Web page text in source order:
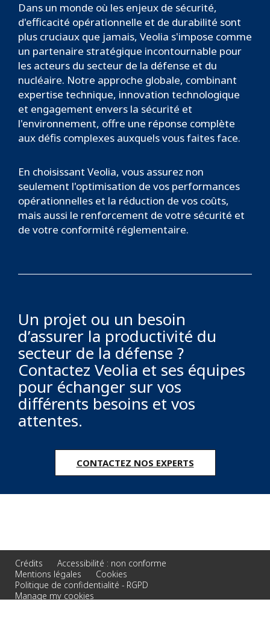
Dans un monde où les enjeux de sécurité,
d'efficacité opérationnelle et de durabilité sont
plus cruciaux que jamais, Veolia s'impose comme
un partenaire stratégique incontournable pour
les acteurs du secteur de la défense et du
nucléaire. Notre approche globale, combinant
expertise technique, innovation technologique
et engagement envers la sécurité et
l'environnement, offre une réponse complète
aux défis complexes auxquels vous faites face.
En choisissant Veolia, vous assurez non
seulement l'optimisation de vos performances
opérationnelles et la réduction de vos coûts,
mais aussi le renforcement de votre sécurité et
de votre conformité réglementaire.
Un projet ou un besoin
d’assurer la productivité du
secteur de la défense ?
Contactez Veolia et ses équipes
pour échanger sur vos
différents besoins et vos
attentes.
CONTACTEZ NOS EXPERTS
Crédits
Accessibilité : non conforme
Mentions légales
Cookies
Politique de confidentialité - RGPD
Manage my cookies